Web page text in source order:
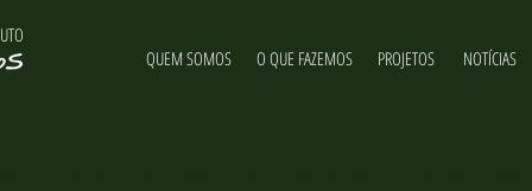
QUEM SOMOS
O QUE FAZEMOS PROJETOS NOTÍCIAS